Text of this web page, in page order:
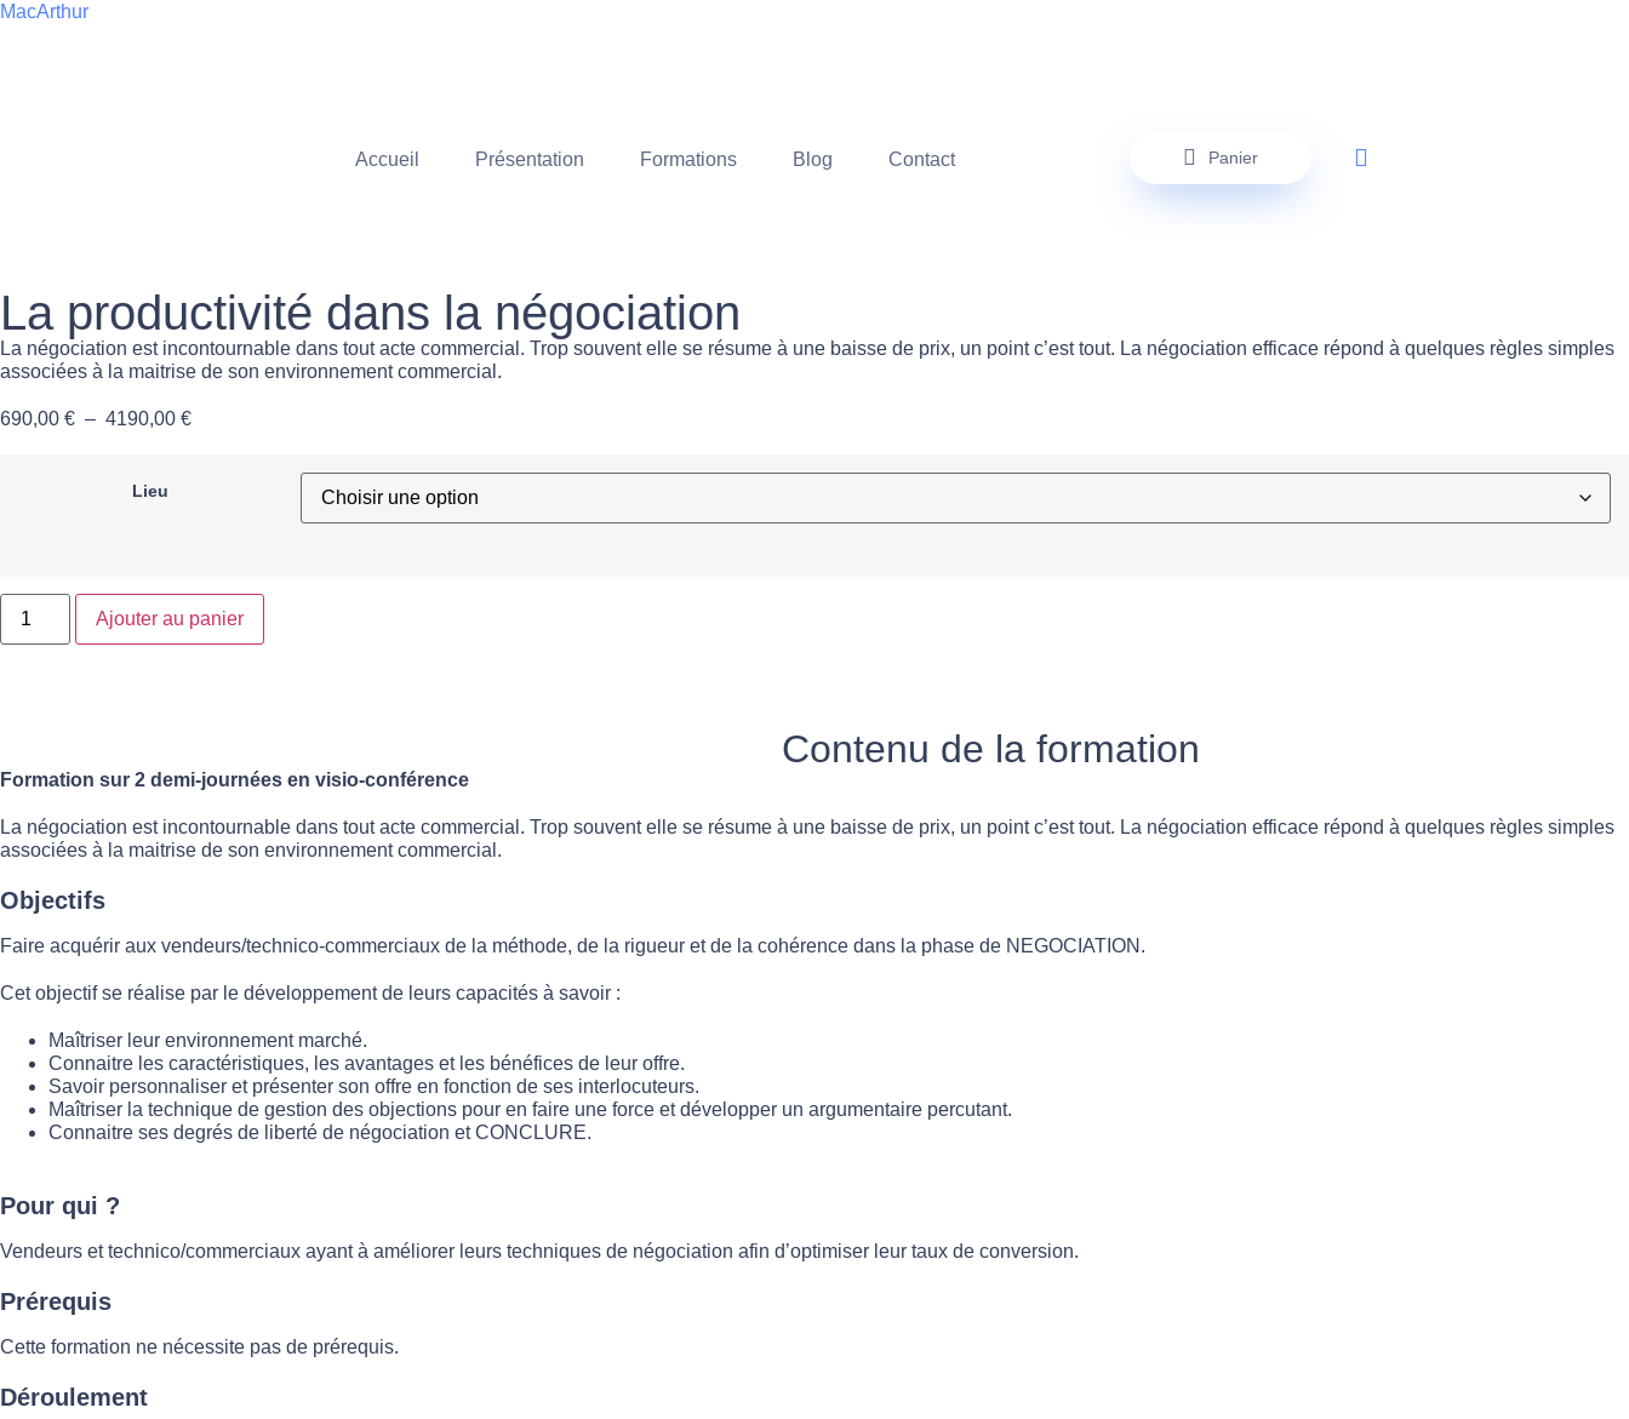
MacArthur
Accueil Présentation Formations Blog Contact Panier
La productivité dans la négociation
La négociation est incontournable dans tout acte commercial. Trop souvent elle se résume à une baisse de prix, un point c’est tout. La négociation efficace répond à quelques règles simples
associées à la maitrise de son environnement commercial.
690,00 € – 4190,00 €
Lieu
Ajouter au panier
Contenu de la formation
Formation sur 2 demi-journées en visio-conférence
La négociation est incontournable dans tout acte commercial. Trop souvent elle se résume à une baisse de prix, un point c’est tout. La négociation efficace répond à quelques règles simples
associées à la maitrise de son environnement commercial.
Objectifs
Faire acquérir aux vendeurs/technico-commerciaux de la méthode, de la rigueur et de la cohérence dans la phase de NEGOCIATION.
Cet objectif se réalise par le développement de leurs capacités à savoir :
Maîtriser leur environnement marché.
Connaitre les caractéristiques, les avantages et les bénéfices de leur offre.
Savoir personnaliser et présenter son offre en fonction de ses interlocuteurs.
Maîtriser la technique de gestion des objections pour en faire une force et développer un argumentaire percutant.
Connaitre ses degrés de liberté de négociation et CONCLURE.
Pour qui ?
Vendeurs et technico/commerciaux ayant à améliorer leurs techniques de négociation afin d’optimiser leur taux de conversion.
Prérequis
Cette formation ne nécessite pas de prérequis.
Déroulement